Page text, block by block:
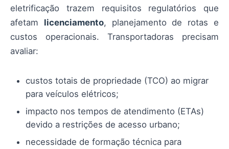
eletrificação trazem requisitos regulatórios que
afetam licenciamento, planejamento de rotas e
custos operacionais. Transportadoras precisam
avaliar:
custos totais de propriedade (TCO) ao migrar
para veículos elétricos;
impacto nos tempos de atendimento (ETAs)
devido a restrições de acesso urbano;
necessidade de formação técnica para